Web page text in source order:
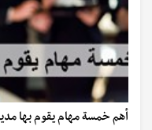
أهم خمسة مهام يقوم بها